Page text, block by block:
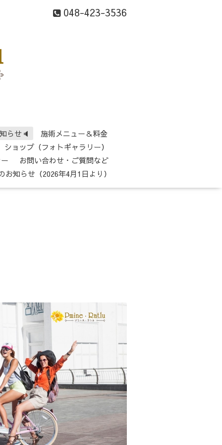
048-423-3536
らせ🔈
施術メニュー＆料金
ショップ（フォトギャラリー）
お問い合わせ・ご質問など
お知らせ（2026年4月1日より）